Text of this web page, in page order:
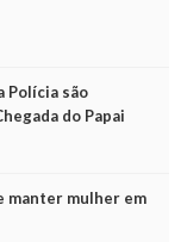
Polícia são
do Papai
manter mulher em